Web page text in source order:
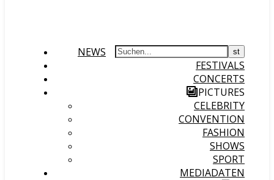
NEWS
FESTIVALS
CONCERTS
PICTURES
CELEBRITY
CONVENTION
FASHION
SHOWS
SPORT
MEDIADATEN